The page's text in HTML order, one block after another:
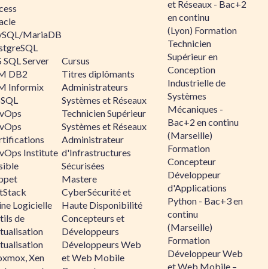
MariaDB
SQL Server
DB2
Informix
Institute
Logicielle
de
Xen
Cursus
Titres diplômants
Administrateurs
Systèmes et Réseaux
Technicien Supérieur
Systèmes et Réseaux
Administrateur
d'Infrastructures
Sécurisées
Mastere
CyberSécurité et
Haute Disponibilité
Concepteurs et
Développeurs
Développeurs Web
et Web Mobile
et Réseaux - Bac+2
en continu
(Lyon) Formation
Technicien
Supérieur en
Conception
Industrielle de
Systèmes
Mécaniques -
Bac+2 en continu
(Marseille)
Formation
Concepteur
Développeur
d'Applications
Python - Bac+3 en
continu
(Marseille)
Formation
Développeur Web
et Web Mobile –